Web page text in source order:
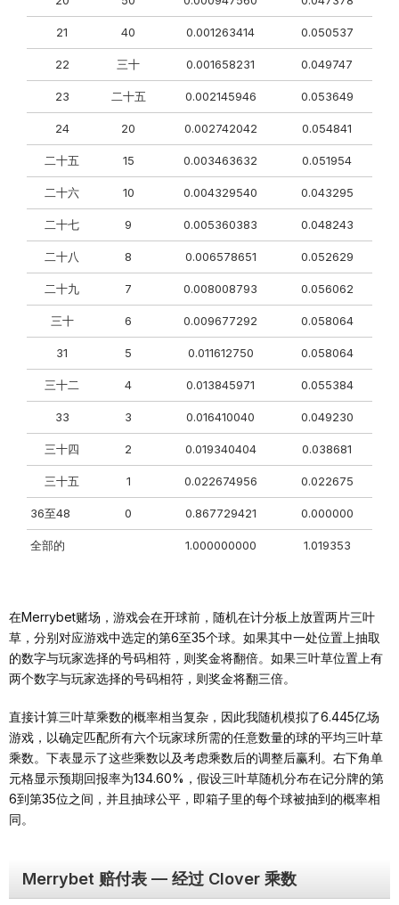
21 40 0.001263414 0.050537
22 三十 0.001658231 0.049747
23 二十五 0.002145946 0.053649
24 20 0.002742042 0.054841
二十五 15 0.003463632 0.051954
二十六 10 0.004329540 0.043295
二十七 9 0.005360383 0.048243
二十八 8 0.006578651 0.052629
二十九 7 0.008008793 0.056062
三十 6 0.009677292 0.058064
31 5 0.011612750 0.058064
三十二 4 0.013845971 0.055384
33 3 0.016410040 0.049230
三十四 2 0.019340404 0.038681
三十五 1 0.022674956 0.022675
36至48 0 0.867729421 0.000000
全部的 1.000000000 1.019353
在Merrybet赌场，游戏会在开球前，随机在计分板上放置两片三叶
草，分别对应游戏中选定的第6至35个球。如果其中一处位置上抽取
的数字与玩家选择的号码相符，则奖金将翻倍。如果三叶草位置上有
两个数字与玩家选择的号码相符，则奖金将翻三倍。
直接计算三叶草乘数的概率相当复杂，因此我随机模拟了6.445亿场
游戏，以确定匹配所有六个玩家球所需的任意数量的球的平均三叶草
乘数。下表显示了这些乘数以及考虑乘数后的调整后赢利。右下角单
元格显示预期回报率为134.60%，假设三叶草随机分布在记分牌的第
6到第35位之间，并且抽球公平，即箱子里的每个球被抽到的概率相
同。
Merrybet 赔付表 — 经过 Clover 乘数